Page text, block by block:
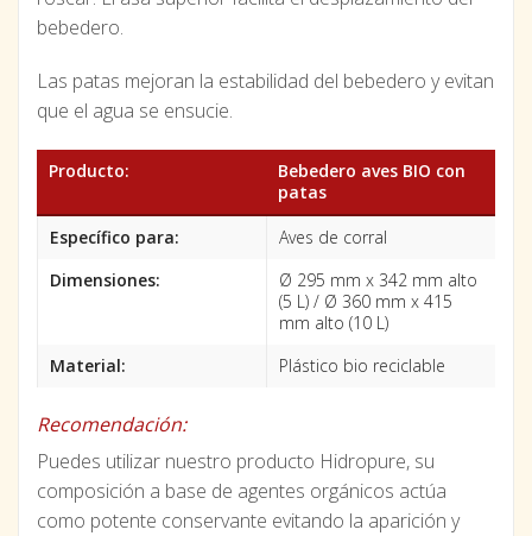
bebedero.
Las patas mejoran la estabilidad del bebedero y evitan
que el agua se ensucie.
Producto:
Bebedero aves BIO con
patas
Específico para:
Aves de corral
Dimensiones:
Ø 295 mm x 342 mm alto
(5 L) / Ø 360 mm x 415
mm alto (10 L)
Material:
Plástico bio reciclable
Recomendación:
Puedes utilizar nuestro producto Hidropure, su
composición a base de agentes orgánicos actúa
como potente conservante evitando la aparición y